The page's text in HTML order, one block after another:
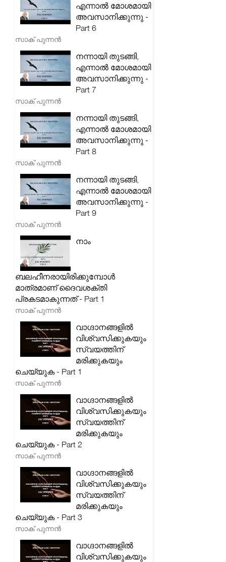
എന്നാൽ മോശമായി
അവസാനിക്കുന്നു -
Part 6
സാക് പുന്നൻ
നന്നായി തുടങ്ങി,
എന്നാൽ മോശമായി
അവസാനിക്കുന്നു -
Part 7
സാക് പുന്നൻ
നന്നായി തുടങ്ങി,
എന്നാൽ മോശമായി
അവസാനിക്കുന്നു -
Part 8
സാക് പുന്നൻ
നന്നായി തുടങ്ങി,
എന്നാൽ മോശമായി
അവസാനിക്കുന്നു -
Part 9
സാക് പുന്നൻ
നാം
ബലഹീനരായിരിക്കുമ്പോൾ
മാത്രമാണ് ദൈവശക്തി
പ്രകടമാകുന്നത് - Part 1
സാക് പുന്നൻ
വാഗ്ദാനങ്ങളിൽ
വിശ്വസിക്കുകയും
സ്വയത്തിന്
മരിക്കുകയും
ചെയ്യുക - Part 1
സാക് പുന്നൻ
വാഗ്ദാനങ്ങളിൽ
വിശ്വസിക്കുകയും
സ്വയത്തിന്
മരിക്കുകയും
ചെയ്യുക - Part 2
സാക് പുന്നൻ
വാഗ്ദാനങ്ങളിൽ
വിശ്വസിക്കുകയും
സ്വയത്തിന്
മരിക്കുകയും
ചെയ്യുക - Part 3
സാക് പുന്നൻ
വാഗ്ദാനങ്ങളിൽ
വിശ്വസിക്കുകയും